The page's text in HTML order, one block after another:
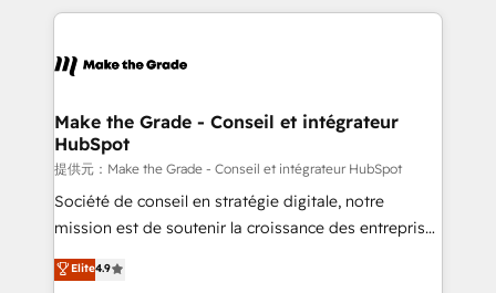
new HubSpot portal with Advanced Website and
CRM Migrations using our in-house "HubScrub" Tool.
HubSpot's Global Partner of the Year in 2024,
worldwide, and with over 15 years in the ecosystem,
One company, one operating model, delivering
across offices and consulting teams in the UK, USA,
Canada, Germany, France, Belgium, Singapore, and
South Africa. Certified compliant with ISO/IEC
27001:2022 and ISO 9001:2015 across all seven
Make the Grade - Conseil et intégrateur
HubSpot
提供元：Make the Grade - Conseil et intégrateur HubSpot
Société de conseil en stratégie digitale, notre
mission est de soutenir la croissance des entreprises
B2B à travers l’acquisition de nouveaux clients,
l'intégration CRM et le développement des revenus
Elite4.9